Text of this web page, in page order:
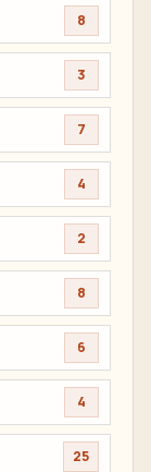
8
3
7
4
2
8
6
4
25